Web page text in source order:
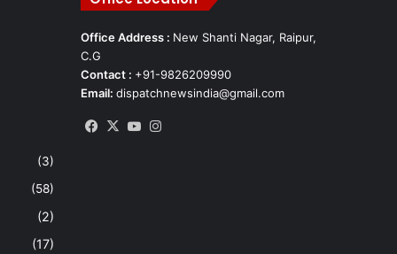
(3)
(58)
(2)
(17)
Office Address : New Shanti Nagar, Raipur,
C.G
Contact : +91-9826209990
Email: dispatchnewsindia@gmail.com
Facebook
X YouTube